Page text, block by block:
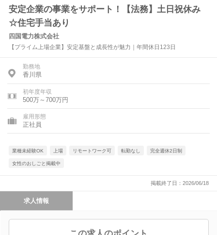
安定企業の事業をサポート！【法務】土日祝休み
☆住宅手当あり
四国電力株式会社
【プライム上場企業】安定基盤と成長性が魅力｜年間休日123日
勤務地
香川県
初年度年収
500万～700万円
雇用形態
正社員
業種未経験OK 上場 リモートワーク可 転勤なし 完全週休2日制
女性のおしごと掲載中
掲載終了日：2026/06/18
求人情報